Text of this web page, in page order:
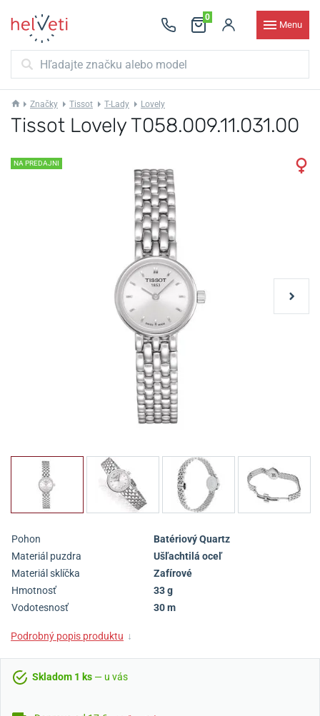
0
Menu
Značky Tissot T-Lady Lovely
Tissot Lovely T058.009.11.031.00
NA PREDAJNI
Pohon
Batériový Quartz
Materiál puzdra
Ušľachtilá oceľ
Materiál sklíčka
Zafírové
Hmotnosť
33 g
Vodotesnosť
30 m
Podrobný popis produktu ↓
Skladom 1 ks — u vás